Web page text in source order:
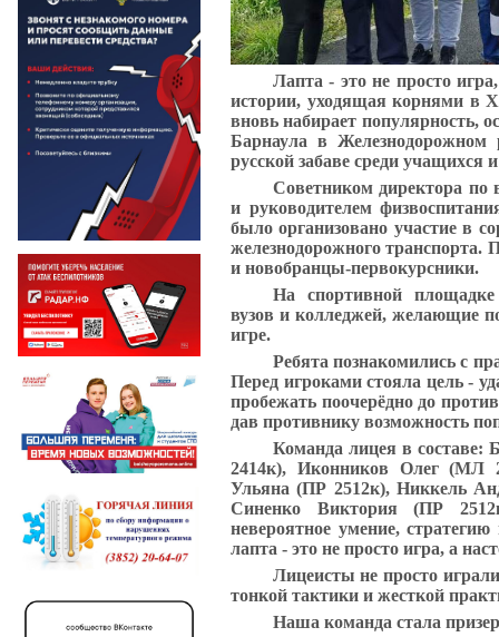
Лапта - это не просто
истории, уходящая корнями в
вновь набирает популярность,
Барнаула в Железнодорожном
русской забаве среди учащихся
Советником директора
и руководителем
было организовано участие в
железнодорожного транспорта.
и новобранцы-первокурсники.
На спортивной площадке
вузов и колледжей, желающие
игре.
Ребята познакомились с
Перед игроками стояла цель -
пробежать поочерёдно до
дав противнику возможность
Команда лицея в составе:
2414к), Иконников Олег(МЛ
Ульяна (ПР 2512к), Никкель
Синенко Виктория (ПР
невероятное умение,
лапта - это не просто игра, а
Лицеисты не просто
тонкой тактики и жесткой
Наша команда стала